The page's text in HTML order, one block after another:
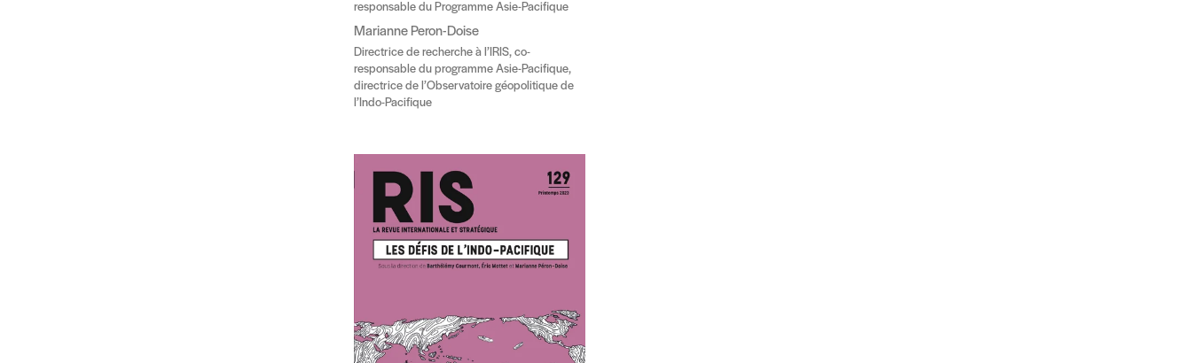
responsable du Programme Asie-Pacifique
Marianne Peron-Doise
Directrice de recherche à l’IRIS, co-
responsable du programme Asie-Pacifique,
directrice de l’Observatoire géopolitique de
l’Indo-Pacifique